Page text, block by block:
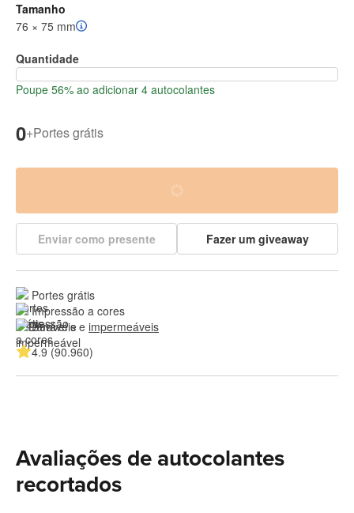
Tamanho
76 × 75 mm
Quantidade
Poupe 56% ao adicionar 4 autocolantes
0+Portes grátis
Enviar como presente Fazer um giveaway
Portes grátis
Impressão a cores
Duráveis e impermeáveis
4.9 (90.960)
Avaliações de autocolantes
recortados